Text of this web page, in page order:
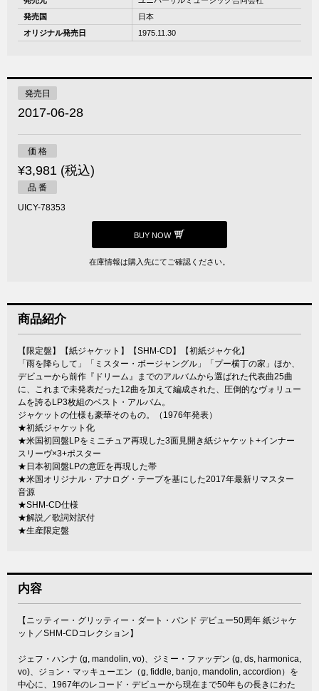
発売国
日本
オリジナル発売日
1975.11.30
発売日
2017-06-28
価 格
¥3,981 (税込)
品 番
UICY-78353
BUY NOW
在庫情報は購入先にてご確認ください。
商品紹介
【限定盤】【紙ジャケット】【SHM-CD】【初紙ジャケ化】
「雨を降らして」「ミスター・ボージャングル」「プー横丁の家」ほか、
デビューから前作『ドリーム』までのアルバムから選ばれた代表曲25曲
に、これまで未発表だった12曲を加えて編成された、圧倒的なヴォリュー
ムを誇るLP3枚組のベスト・アルバム。
ジャケットの仕様も豪華そのもの。（1976年発表）
★初紙ジャケット化
★米国初回盤LPをミニチュア再現した3面見開き紙ジャケット+インナー
スリーヴ×3+ポスター
★日本初回盤LPの意匠を再現した帯
★米国オリジナル・アナログ・テープを基にした2017年最新リマスター
音源
★SHM-CD仕様
★解説／歌詞対訳付
★生産限定盤
内容
【ニッティー・グリッティー・ダート・バンド デビュー50周年 紙ジャケ
ット／SHM-CDコレクション】
ジェフ・ハンナ (g, mandolin, vo)、ジミー・ファッデン (g, ds, harmonica,
vo)、ジョン・マッキューエン（g, fiddle, banjo, mandolin, accordion）を
中心に、1967年のレコード・デビューから現在まで50年もの長きにわた